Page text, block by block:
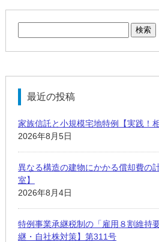
最近の投稿
家族信託と小規模宅地特例【実践！
2026年8月5日
異なる構造の建物にかかる償却費の
室】
2026年8月4日
特例事業承継税制の「雇用８割維持
継・自社株対策】第311号